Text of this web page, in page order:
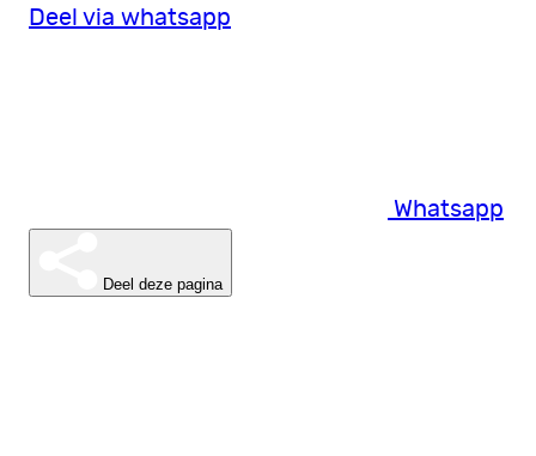
Deel via whatsapp
Whatsapp
Deel deze pagina